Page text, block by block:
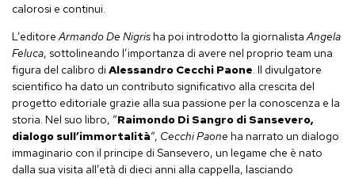
calorosi e continui.
L’editoreArmando De Nigris ha poi introdotto la giornalistaAngela
Feluca, sottolineando l’importanza di avere nel proprio team una
figura del calibro di Alessandro Cecchi Paone. Il divulgatore
scientifico ha dato un contributo significativo alla crescita del
progetto editoriale grazie alla sua passione per la conoscenza e la
storia. Nel suo libro, “Raimondo Di Sangro di Sansevero,
dialogo sull’immortalità“, Cecchi Paone ha narrato un dialogo
immaginario con il principe di Sansevero, un legame che è nato
dalla sua visita all’età di dieci anni alla cappella, lasciando